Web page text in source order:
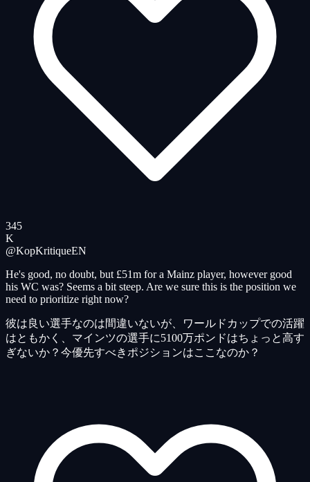
345
K
@KopKritiqueEN
He's good, no doubt, but £51m for a Mainz player, however good
his WC was? Seems a bit steep. Are we sure this is the position we
need to prioritize right now?
彼は良い選手なのは間違いないが、ワールドカップでの活躍
はともかく、マインツの選手に5100万ポンドはちょっと高す
ぎないか？今優先すべきポジションはここなのか？